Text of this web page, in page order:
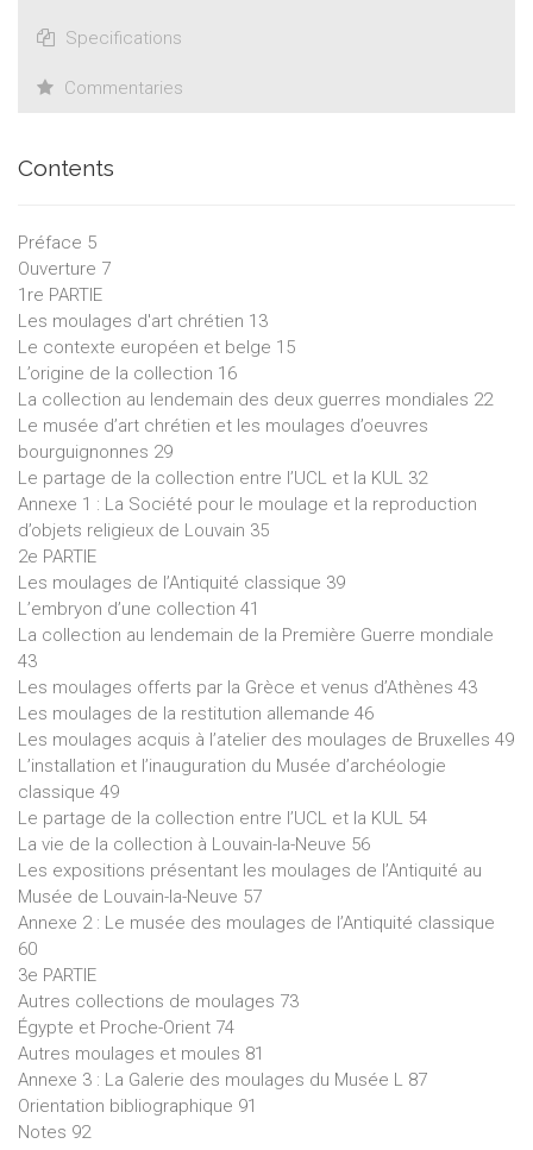
Specifications
Commentaries
Contents
Préface 5
Ouverture 7
1re PARTIE
Les moulages d'art chrétien 13
Le contexte européen et belge 15
L’origine de la collection 16
La collection au lendemain des deux guerres mondiales 22
Le musée d’art chrétien et les moulages d’oeuvres
bourguignonnes 29
Le partage de la collection entre l’UCL et la KUL 32
Annexe 1 : La Société pour le moulage et la reproduction
d’objets religieux de Louvain 35
2e PARTIE
Les moulages de l’Antiquité classique 39
L’embryon d’une collection 41
La collection au lendemain de la Première Guerre mondiale
43
Les moulages offerts par la Grèce et venus d’Athènes 43
Les moulages de la restitution allemande 46
Les moulages acquis à l’atelier des moulages de Bruxelles 49
L’installation et l’inauguration du Musée d’archéologie
classique 49
Le partage de la collection entre l’UCL et la KUL 54
La vie de la collection à Louvain-la-Neuve 56
Les expositions présentant les moulages de l’Antiquité au
Musée de Louvain-la-Neuve 57
Annexe 2 : Le musée des moulages de l’Antiquité classique
60
3e PARTIE
Autres collections de moulages 73
Égypte et Proche-Orient 74
Autres moulages et moules 81
Annexe 3 : La Galerie des moulages du Musée L 87
Orientation bibliographique 91
Notes 92